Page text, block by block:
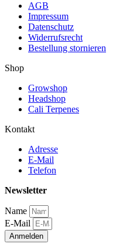
AGB
Impressum
Datenschutz
Widerrufsrecht
Bestellung stornieren
Shop
Growshop
Headshop
Cali Terpenes
Kontakt
Adresse
E-Mail
Telefon
Newsletter
Name
E-Mail
Anmelden